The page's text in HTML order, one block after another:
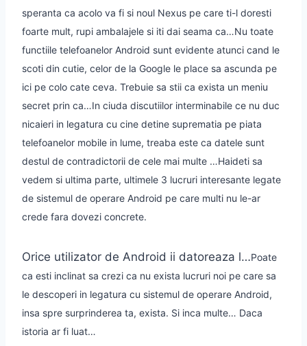
speranta ca acolo va fi si noul Nexus pe care ti-l doresti
foarte mult, rupi ambalajele si iti dai seama ca…Nu toate
functiile telefoanelor Android sunt evidente atunci cand le
scoti din cutie, celor de la Google le place sa ascunda pe
ici pe colo cate ceva. Trebuie sa stii ca exista un meniu
secret prin ca…In ciuda discutiilor interminabile ce nu duc
nicaieri in legatura cu cine detine suprematia pe piata
telefoanelor mobile in lume, treaba este ca datele sunt
destul de contradictorii de cele mai multe …Haideti sa
vedem si ultima parte, ultimele 3 lucruri interesante legate
de sistemul de operare Android pe care multi nu le-ar
crede fara dovezi concrete.
Orice utilizator de Android ii datoreaza l…Poate
ca esti inclinat sa crezi ca nu exista lucruri noi pe care sa
le descoperi in legatura cu sistemul de operare Android,
insa spre surprinderea ta, exista. Si inca multe… Daca
istoria ar fi luat…